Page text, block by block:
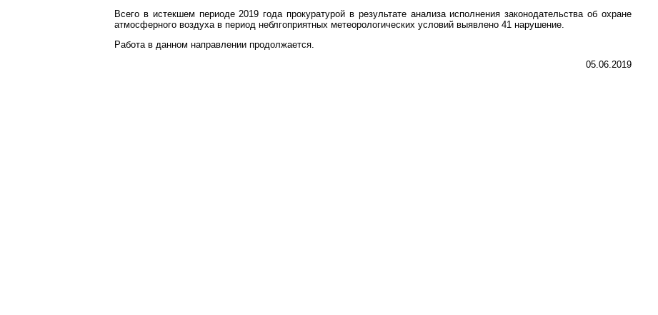
Всего в истекшем периоде 2019 года прокуратурой в результате анализа исполнения законодательства об охране
атмосферного воздуха в период неблгоприятных метеорологических условий выявлено 41 нарушение.
Работа в данном направлении продолжается.
05.06.2019